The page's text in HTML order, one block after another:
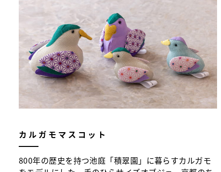
カルガモマスコット
800年の歴史を持つ池庭「積翠園」に暮らすカルガモ